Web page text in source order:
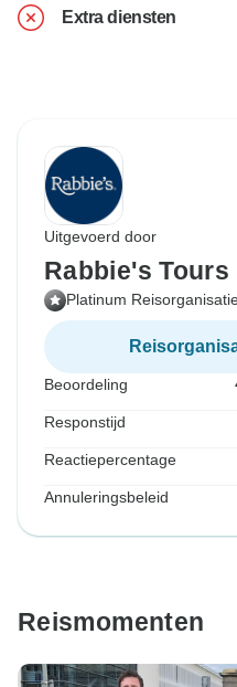
Extra diensten
Uitgevoerd door
Rabbie's Tours
Platinum
Beoordeling
Responstijd
Reactiepercentage
Annuleringsbeleid
Reismomenten